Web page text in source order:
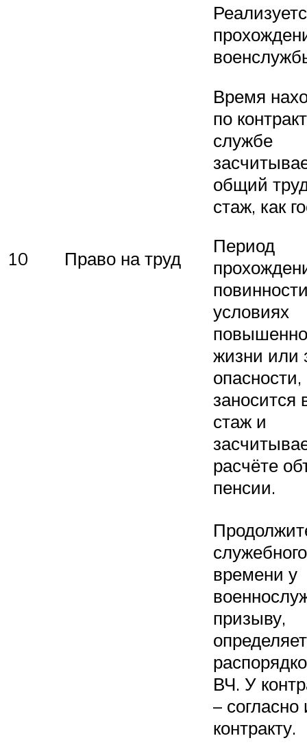
10 Право на труд
Время
по
службе
общий
стаж, как
Период
условиях
жизни или
опасности,
заносится
стаж и
расчёте
пенсии.
служебного
времени у
призыву,
ВЧ. У
– согласно
контракту.